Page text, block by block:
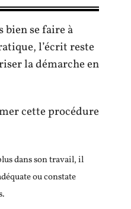
bien se faire à
l’écrit reste
la démarche en
cette procédure
dans son travail, il
ou constate